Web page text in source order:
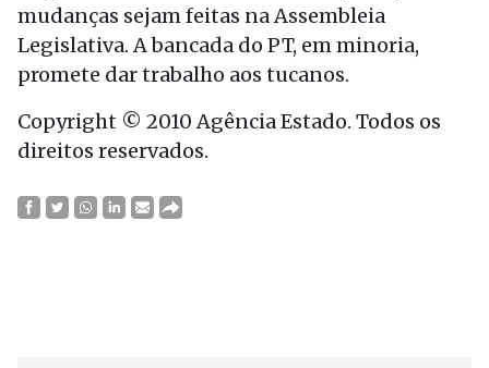
mudanças sejam feitas na Assembleia
Legislativa. A bancada do PT, em minoria,
promete dar trabalho aos tucanos.
Copyright © 2010 Agência Estado. Todos os
direitos reservados.